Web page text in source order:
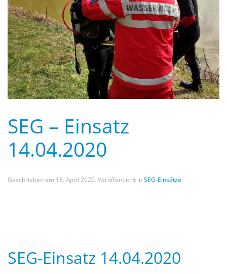
SEG – Einsatz
14.04.2020
Geschrieben am 18. April 2020. Veröffentlicht inSEG-Einsätze.
SEG-Einsatz 14.04.2020